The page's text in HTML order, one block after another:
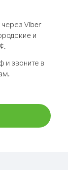
Viber
и
и звоните в